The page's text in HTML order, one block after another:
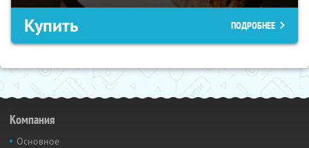
Купить ПОДРОБНЕЕ
Компания
Основное